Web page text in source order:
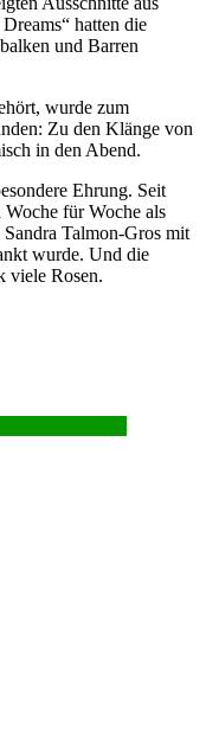
hatten die
und Barren
wurde zum
Zu den Klänge von
in den Abend.
Ehrung. Seit
für Woche als
Talmon-Gros mit
wurde. Und die
viele Rosen.